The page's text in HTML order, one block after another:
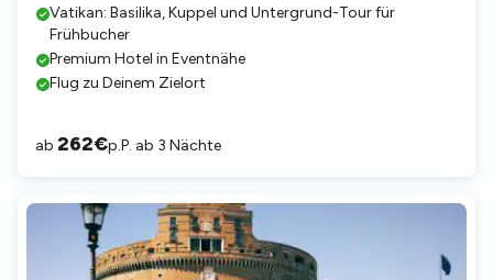
Vatikan: Basilika, Kuppel und Untergrund-Tour für
Frühbucher
Premium Hotel in Eventnähe
Flug zu Deinem Zielort
ab 262€p.P. ab 3 Nächte